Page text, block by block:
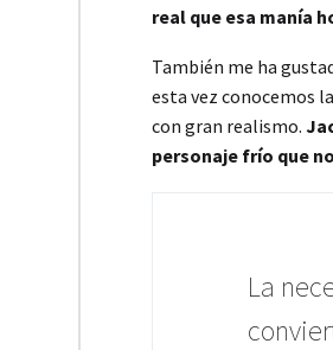
real que esa manía
También me ha
esta vez conocemos
con gran realismo.
personaje frío que
La